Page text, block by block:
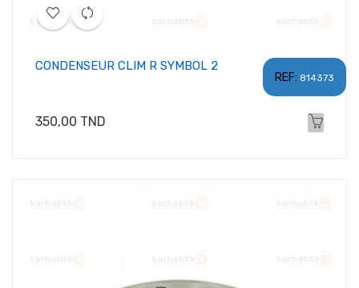
REF: 814373
CONDENSEUR CLIM R SYMBOL 2
Prix
350,00 TND